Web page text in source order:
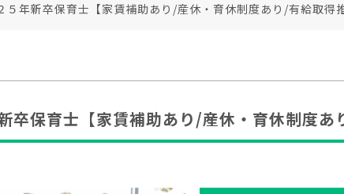
５年新卒保育士【家賃補助あり/産休・育休制度あり/有給取得
卒保育士【家賃補助あり/産休・育休制度